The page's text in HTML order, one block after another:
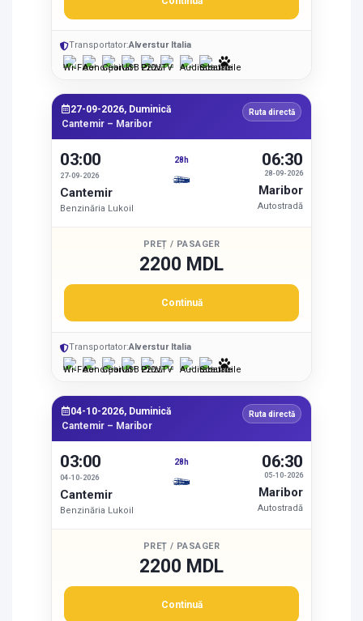
Transportator:Alverstur Italia
27-09-2026, Duminică
Cantemir – Maribor
Ruta directă
03:00
27-09-2026
Cantemir
Benzinăria Lukoil
28h
28-09-2026
06:30
Maribor
Autostradă
PREȚ / PASAGER
2200 MDL
Continuă
Transportator:Alverstur Italia
04-10-2026, Duminică
Cantemir – Maribor
Ruta directă
03:00
04-10-2026
Cantemir
Benzinăria Lukoil
28h
05-10-2026
06:30
Maribor
Autostradă
PREȚ / PASAGER
2200 MDL
Continuă